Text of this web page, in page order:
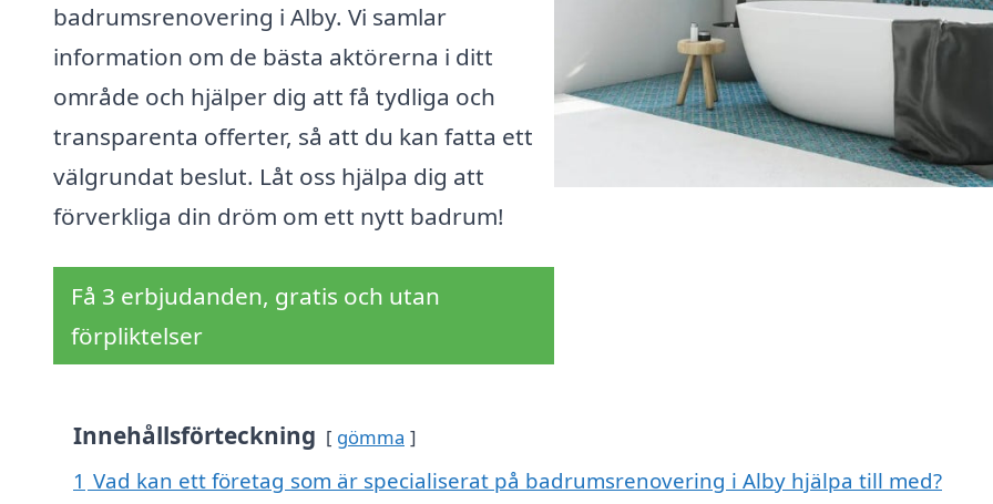
badrumsrenovering i Alby. Vi samlar
information om de bästa aktörerna i ditt
område och hjälper dig att få tydliga och
transparenta offerter, så att du kan fatta ett
välgrundat beslut. Låt oss hjälpa dig att
förverkliga din dröm om ett nytt badrum!
Få 3 erbjudanden, gratis och utan
förpliktelser
Innehållsförteckning gömma
1 Vad kan ett företag som är specialiserat på badrumsrenovering i Alby hjälpa till med?